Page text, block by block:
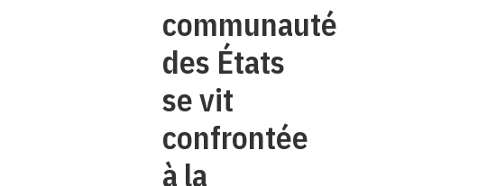
communauté
des États
se vit
confrontée
à la